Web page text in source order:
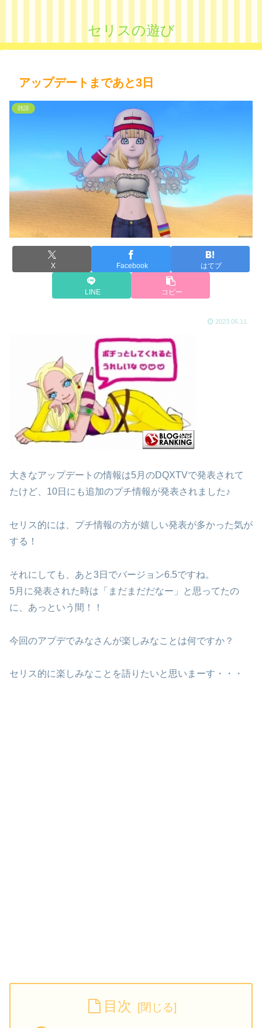
セリスの遊び
アップデートまであと3日
雑談
X Facebook はてブ
LINE コピー
2023.06.11
大きなアップデートの情報は5月のDQXTVで発表されて
たけど、10日にも追加のプチ情報が発表されました♪
セリス的には、プチ情報の方が嬉しい発表が多かった気が
する！
それにしても、あと3日でバージョン6.5ですね。
5月に発表された時は「まだまだだなー」と思ってたの
に、あっという間！！
今回のアプデでみなさんが楽しみなことは何ですか？
セリス的に楽しみなことを語りたいと思いまーす・・・
目次